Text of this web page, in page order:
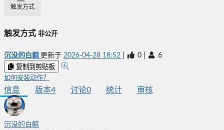
触发方式
触发方式 非公开
沉没的白鲸 更新于 2026-04-28 18:52 0 6
复制到剪贴板
如何安装动作？
信息 版本4 讨论0 统计 审核
沉没的白鲸